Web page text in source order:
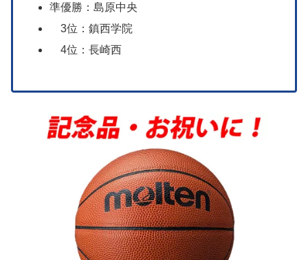
準優勝：島原中央
3位：鎮西学院
4位：長崎西